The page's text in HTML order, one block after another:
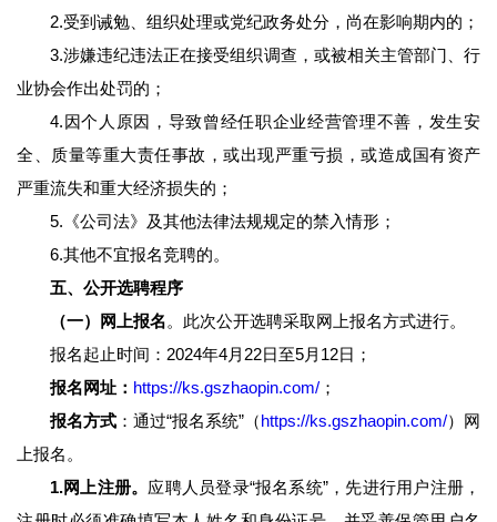
2.受到诫勉、组织处理或党纪政务处分，尚在影响期内的；
3.涉嫌违纪违法正在接受组织调查，或被相关主管部门、行
业协会作出处罚的；
4.因个人原因，导致曾经任职企业经营管理不善，发生安
全、质量等重大责任事故，或出现严重亏损，或造成国有资产
严重流失和重大经济损失的；
5.《公司法》及其他法律法规规定的禁入情形；
6.其他不宜报名竞聘的。
五、公开选聘程序
（一）网上报名。此次公开选聘采取网上报名方式进行。
报名起止时间：2024年4月22日至5月12日；
报名网址： https://ks.gszhaopin.com/ ；
报名方式 ：通过“报名系统”（https://ks.gszhaopin.com/）网
上报名。
1.网上注册。 应聘人员登录“报名系统”，先进行用户注册，